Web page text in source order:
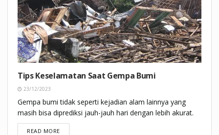
Tips Keselamatan Saat Gempa Bumi
23/12/2023
Gempa bumi tidak seperti kejadian alam lainnya yang
masih bisa diprediksi jauh-jauh hari dengan lebih akurat.
READ MOREDETAILS